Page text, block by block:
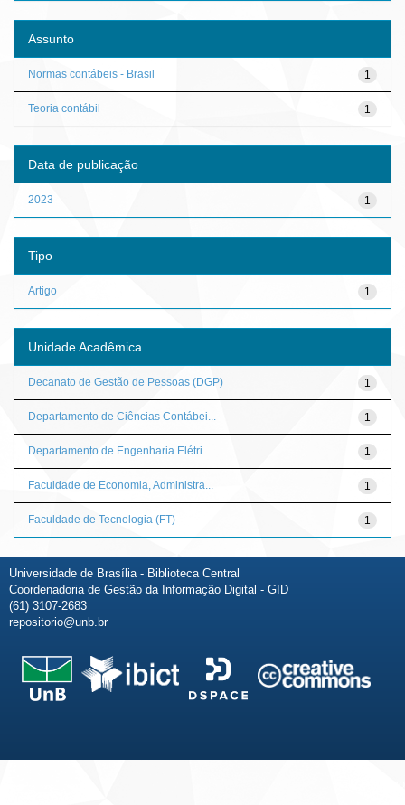
Assunto
1
Normas contábeis - Brasil
1
Teoria contábil
Data de publicação
1
2023
Tipo
1
Artigo
Unidade Acadêmica
1
Decanato de Gestão de Pessoas (DGP)
1
Departamento de Ciências Contábei...
1
Departamento de Engenharia Elétri...
1
Faculdade de Economia, Administra...
1
Faculdade de Tecnologia (FT)
Universidade de Brasília - Biblioteca Central
Coordenadoria de Gestão da Informação Digital - GID
(61) 3107-2683
repositorio@unb.br